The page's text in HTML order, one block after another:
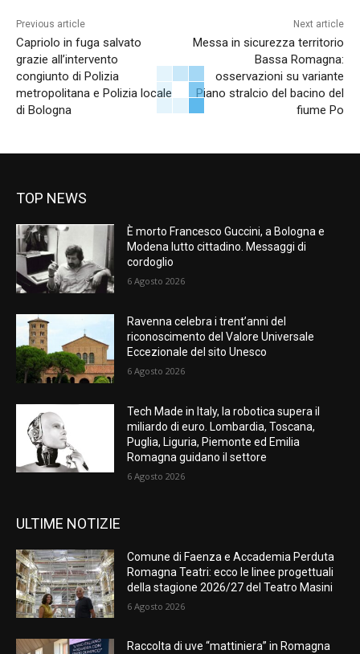
Previous article
Capriolo in fuga salvato
grazie all’intervento
congiunto di Polizia
metropolitana e Polizia locale
di Bologna
Next article
Messa in sicurezza territorio
Bassa Romagna:
osservazioni su variante
Piano stralcio del bacino del
fiume Po
TOP NEWS
È morto Francesco Guccini, a Bologna e
Modena lutto cittadino. Messaggi di
cordoglio
6 Agosto 2026
Ravenna celebra i trent’anni del
riconoscimento del Valore Universale
Eccezionale del sito Unesco
6 Agosto 2026
Tech Made in Italy, la robotica supera il
miliardo di euro. Lombardia, Toscana,
Puglia, Liguria, Piemonte ed Emilia
Romagna guidano il settore
6 Agosto 2026
ULTIME NOTIZIE
Comune di Faenza e Accademia Perduta
Romagna Teatri: ecco le linee progettuali
della stagione 2026/27 del Teatro Masini
6 Agosto 2026
Raccolta di uve “mattiniera” in Romagna